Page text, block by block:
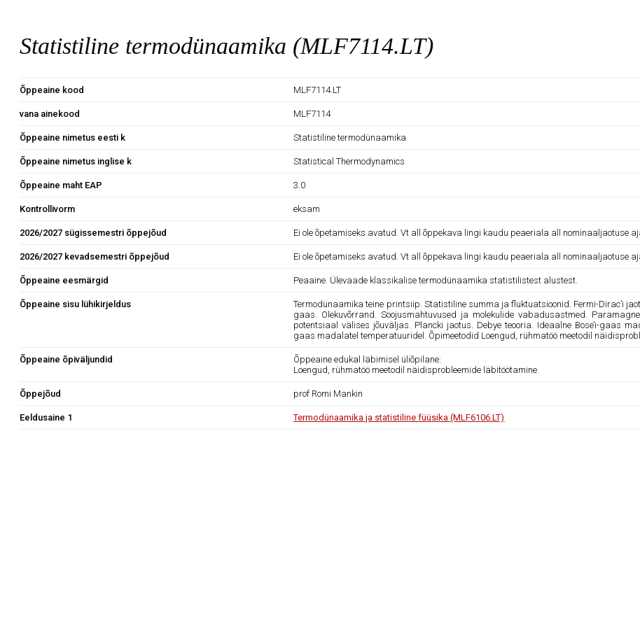
Statistiline termodünaamika (MLF7114.LT)
Õppeaine kood MLF7114.LT
vana ainekood MLF7114
Õppeaine nimetus eesti k Statistiline termodünaamika
Õppeaine nimetus inglise k Statistical Thermodynamics
Õppeaine maht EAP 3.0
Kontrollivorm eksam
2026/2027 sügissemestri õppejõud Ei ole õpetamiseks avatud. Vt all õppekava lingi kaudu peaeriala all nominaaljaotuse
2026/2027 kevadsemestri õppejõud Ei ole õpetamiseks avatud. Vt all õppekava lingi kaudu peaeriala all nominaaljaotuse
Õppeaine eesmärgid Peaaine. Ülevaade klassikalise termodünaamika statistilistest alustest.
Õppeaine sisu lühikirjeldus
Termodünaamika teine printsiip. Statistiline summa ja fluktuatsioonid. Fermi-Dirac’i
gaas. Olekuvõrrand. Soojusmahtuvused ja molekulide vabadusastmed.
potentsiaal välises jõuväljas. Plancki jaotus. Debye teooria. Ideaalne Bose’i-gaas
gaas madalatel temperatuuridel. Õpimeetodid Loengud, rühmatöö meetodil
Õppeaine õpiväljundid
Õppeaine edukal läbimisel üliõpilane:
Loengud, rühmatöö meetodil näidisprobleemide läbitöötamine.
Õppejõud prof Romi Mankin
Eeldusaine 1 Termodünaamika ja statistiline füüsika (MLF6106.LT)